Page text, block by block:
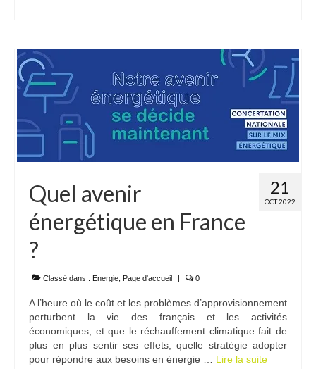
21
OCT 2022
Quel avenir
énergétique en France
?
Classé dans : Energie Page d'accueil | 0
A l’heure où le coût et les problèmes d’approvisionnement
perturbent la vie des français et les activités
économiques, et que le réchauffement climatique fait de
plus en plus sentir ses effets, quelle stratégie adopter
pour répondre aux besoins en énergie … Lire la suite­­